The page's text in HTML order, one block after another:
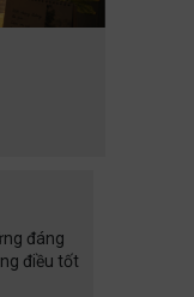
đáng
điều tốt